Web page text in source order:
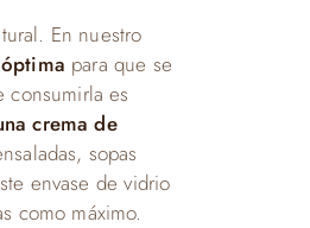
En nuestro
para que se
consumirla es
crema de
sopas
envase de vidrio
como máximo.